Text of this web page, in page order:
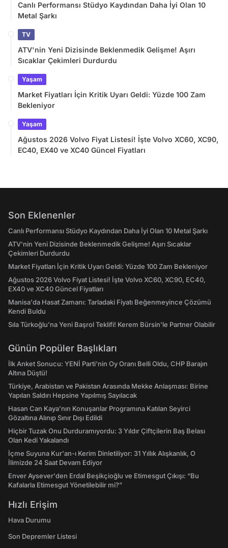
Canlı Performansı Stüdyo Kaydından Daha İyi Olan 10
Metal Şarkı
TV
ATV'nin Yeni Dizisinde Beklenmedik Gelişme! Aşırı
Sıcaklar Çekimleri Durdurdu
Yaşam
Market Fiyatları İçin Kritik Uyarı Geldi: Yüzde 100 Zam
Bekleniyor
Yaşam
Ağustos 2026 Volvo Fiyat Listesi! İşte Volvo XC60, XC90,
EC40, EX40 ve XC40 Güncel Fiyatları
Son Eklenenler
Canlı Performansı Stüdyo Kaydından Daha İyi Olan 10 Metal Şarkı
ATV'nin Yeni Dizisinde Beklenmedik Gelişme! Aşırı Sıcaklar
Çekimleri Durdurdu
Market Fiyatları İçin Kritik Uyarı Geldi: Yüzde 100 Zam Bekleniyor
Ağustos 2026 Volvo Fiyat Listesi! İşte Volvo XC60, XC90, EC40,
EX40 ve XC40 Güncel Fiyatları
Manisa'da Hasat Zamanı: Tarladaki Fiyatı Beğenmeyince Çözümü
Kendi Buldu
Sıla Türkoğlu'na Yeni Başrol Teklifi! Kerem Bürsin'le Partner Olabilir
Günün Popüler Başlıkları
İlk Anket Sonucu: YENİ Parti'nin Oy Oranı Belli Oldu, CHP Barajın
Altına Düştü!
Türkiye, Arabistan ve Pakistan Arasında Mekke Anlaşması: Birine
Yapılan Saldırı Hepsine Yapılmış Sayılacak
Hasan Can Kaya’nın Konuşanlar Programına Katılan Seyirci
Gözaltına Alınıp Sınır Dışı Edildi
Hiçbir Tuzak Onu Durduramıyordu: 3 Yıldır Çiftçilerin Baş Belası
Olan Kedi Yakalandı
İçme Suyuna Kur'an-ı Kerim Dinletiliyor: 31 Yıllık Alışkanlık, O
İlimizde 24 Saat Devam Ediyor
Enver Aysever'den Erdal Beşikçioğlu ve Etimesgut Çıkışı: “Bu
Kafalarla Etimesgut Yönetilebilir mi?”
Hızlı Erişim
Hava Durumu
Son Depremler Listesi